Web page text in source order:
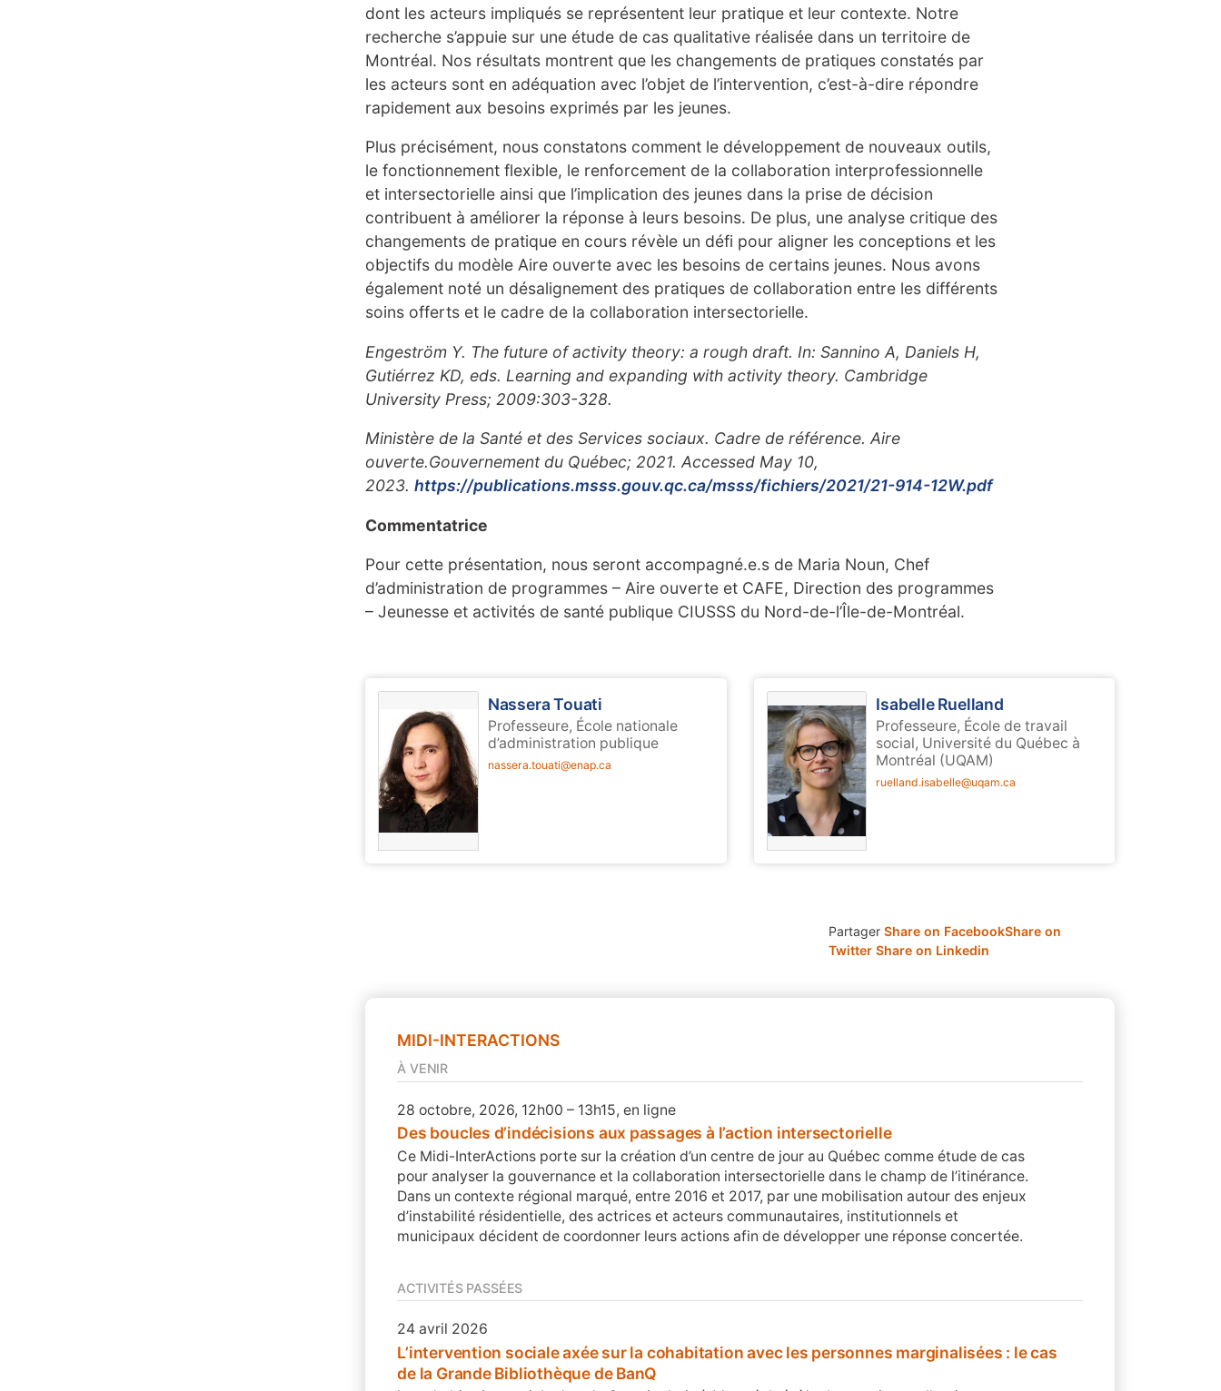
dont les acteurs impliqués se représentent leur pratique et leur contexte. Notre
recherche s’appuie sur une étude de cas qualitative réalisée dans un territoire de
Montréal. Nos résultats montrent que les changements de pratiques constatés par
les acteurs sont en adéquation avec l’objet de l’intervention, c’est-à-dire répondre
rapidement aux besoins exprimés par les jeunes.
Plus précisément, nous constatons comment le développement de nouveaux outils,
le fonctionnement flexible, le renforcement de la collaboration interprofessionnelle
et intersectorielle ainsi que l’implication des jeunes dans la prise de décision
contribuent à améliorer la réponse à leurs besoins. De plus, une analyse critique des
changements de pratique en cours révèle un défi pour aligner les conceptions et les
objectifs du modèle Aire ouverte avec les besoins de certains jeunes. Nous avons
également noté un désalignement des pratiques de collaboration entre les différents
soins offerts et le cadre de la collaboration intersectorielle.
Engeström Y. The future of activity theory: a rough draft. In: Sannino A, Daniels H,
Gutiérrez KD, eds. Learning and expanding with activity theory. Cambridge
University Press; 2009:303-328.
Ministère de la Santé et des Services sociaux. Cadre de référence. Aire
ouverte.Gouvernement du Québec; 2021. Accessed May 10,
2023. https://publications.msss.gouv.qc.ca/msss/fichiers/2021/21-914-12W.pdf
Commentatrice
Pour cette présentation, nous seront accompagné.e.s de Maria Noun, Chef
d’administration de programmes – Aire ouverte et CAFE, Direction des programmes
– Jeunesse et activités de santé publique CIUSSS du Nord-de-l’Île-de-Montréal.
Nassera Touati
Professeure, École nationale
d’administration publique
nassera.touati@enap.ca
Isabelle Ruelland
Professeure, École de travail
social, Université du Québec à
Montréal (UQAM)
ruelland.isabelle@uqam.ca
Partager Share on FacebookShare on
Twitter Share on Linkedin
MIDI-INTERACTIONS
À VENIR
28 octobre, 2026, 12h00 – 13h15, en ligne
Des boucles d’indécisions aux passages à l’action intersectorielle
Ce Midi-InterActions porte sur la création d’un centre de jour au Québec comme étude de cas
pour analyser la gouvernance et la collaboration intersectorielle dans le champ de l’itinérance.
Dans un contexte régional marqué, entre 2016 et 2017, par une mobilisation autour des enjeux
d’instabilité résidentielle, des actrices et acteurs communautaires, institutionnels et
municipaux décident de coordonner leurs actions afin de développer une réponse concertée.
ACTIVITÉS PASSÉES
24 avril 2026
L’intervention sociale axée sur la cohabitation avec les personnes marginalisées : le cas
de la Grande Bibliothèque de BanQ